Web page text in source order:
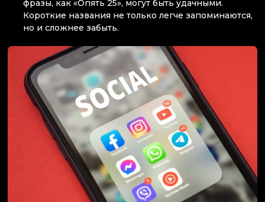
фразы, как «Опять 25», могут быть удачными.
Короткие названия не только легче запоминаются,
но и сложнее забыть.